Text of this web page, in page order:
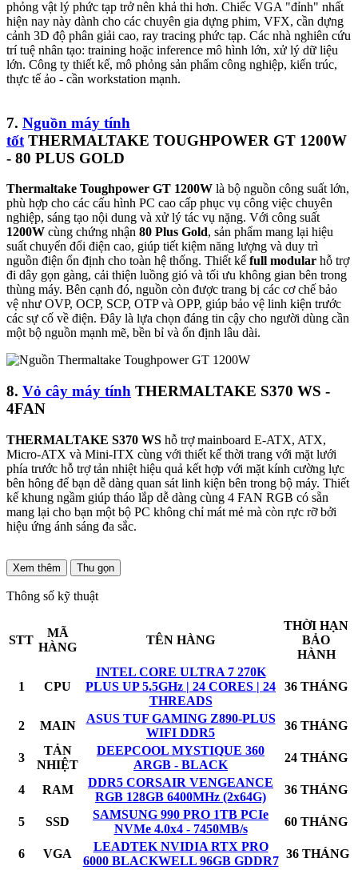
phỏng vật lý phức tạp trở nên khả thi hơn. Chiếc VGA "đỉnh" nhất
hiện nay này dành cho các chuyên gia dựng phim, VFX, cần dựng
cảnh 3D độ phân giải cao, ray tracing phức tạp. Các nhà nghiên cứu
trí tuệ nhân tạo: training hoặc inference mô hình lớn, xử lý dữ liệu
lớn. Công ty thiết kế, mô phỏng sản phẩm công nghiệp, kiến trúc,
thực tế ảo - cần workstation mạnh.
7. Nguồn máy tính
tốt THERMALTAKE TOUGHPOWER GT 1200W
- 80 PLUS GOLD
Thermaltake Toughpower GT 1200W là bộ nguồn công suất lớn,
phù hợp cho các cấu hình PC cao cấp phục vụ công việc chuyên
nghiệp, sáng tạo nội dung và xử lý tác vụ nặng. Với công suất
1200W cùng chứng nhận 80 Plus Gold, sản phẩm mang lại hiệu
suất chuyển đổi điện cao, giúp tiết kiệm năng lượng và duy trì
nguồn điện ổn định cho toàn hệ thống. Thiết kế full modular hỗ trợ
đi dây gọn gàng, cải thiện luồng gió và tối ưu không gian bên trong
thùng máy. Bên cạnh đó, nguồn còn được trang bị các cơ chế bảo
vệ như OVP, OCP, SCP, OTP và OPP, giúp bảo vệ linh kiện trước
các sự cố về điện. Đây là lựa chọn đáng tin cậy cho người dùng cần
một bộ nguồn mạnh mẽ, bền bỉ và ổn định lâu dài.
8. Vỏ cây máy tính THERMALTAKE S370 WS -
4FAN
THERMALTAKE S370 WS hỗ trợ mainboard E-ATX, ATX,
Micro-ATX và Mini-ITX cùng với thiết kế thời trang với mặt lưới
phía trước hỗ trợ tản nhiệt hiệu quả kết hợp với mặt kính cường lực
bên hông để bạn dễ dàng quan sát linh kiện bên trong bộ máy. Thiết
kế khung ngầm giúp tháo lắp dễ dàng cùng 4 FAN RGB có sẵn
mang lại cho bạn một bộ PC không chỉ mát mẻ mà còn rực rỡ bởi
hiệu ứng ánh sáng đa sắc.
Xem thêm Thu gọn
Thông số kỹ thuật
STT
MÃ
HÀNG
TÊN HÀNG
THỜI HẠN
BẢO
HÀNH
1 CPU
INTEL CORE ULTRA 7 270K
PLUS UP 5.5GHz | 24 CORES | 24
THREADS
36 THÁNG
2 MAIN
ASUS TUF GAMING Z890-PLUS
WIFI DDR5
36 THÁNG
3
TẢN
NHIỆT
DEEPCOOL MYSTIQUE 360
ARGB - BLACK
24 THÁNG
4 RAM
DDR5 CORSAIR VENGEANCE
RGB 128GB 6400MHz (2x64G)
36 THÁNG
5 SSD
SAMSUNG 990 PRO 1TB PCIe
NVMe 4.0x4 - 7450MB/s
60 THÁNG
6 VGA
LEADTEK NVIDIA RTX PRO
6000 BLACKWELL 96GB GDDR7
36 THÁNG